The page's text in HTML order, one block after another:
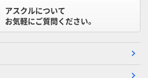
アスクルについて
お気軽にご質問ください。